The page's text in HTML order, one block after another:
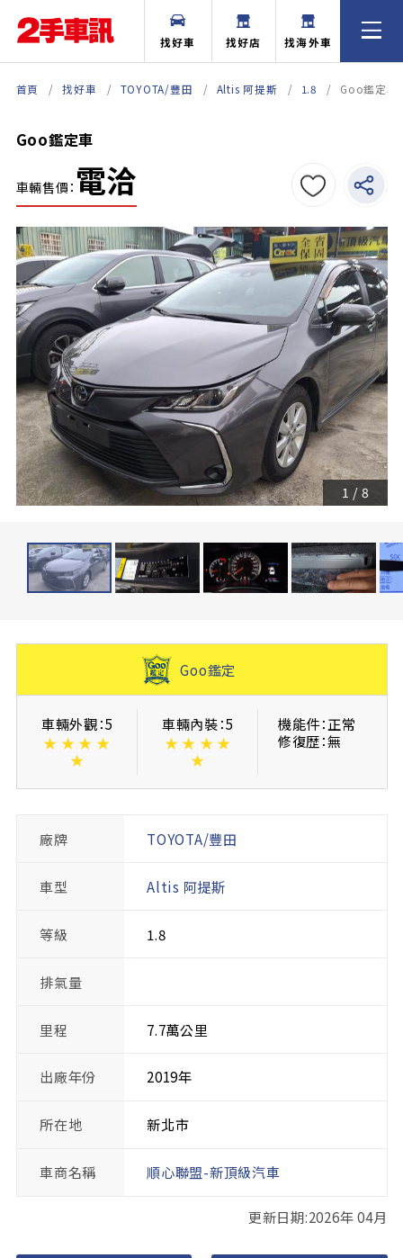
找好車 找好店 找海外車
首頁 找好車 TOYOTA/豐田 Altis 阿提斯 1.8 Goo鑑定車
Goo鑑定車
車輛售價： 電洽
1 / 8
Goo鑑定
車輛外觀：5
★ ★ ★ ★
★
車輛內裝：5
★ ★ ★ ★
★
機能件：正常
修復歴：無
廠牌 TOYOTA/豐田
車型 Altis 阿提斯
等級 1.8
排氣量
里程 7.7萬公里
出廠年份 2019年
所在地 新北市
車商名稱 順心聯盟-新頂級汽車
更新日期:2026年 04月